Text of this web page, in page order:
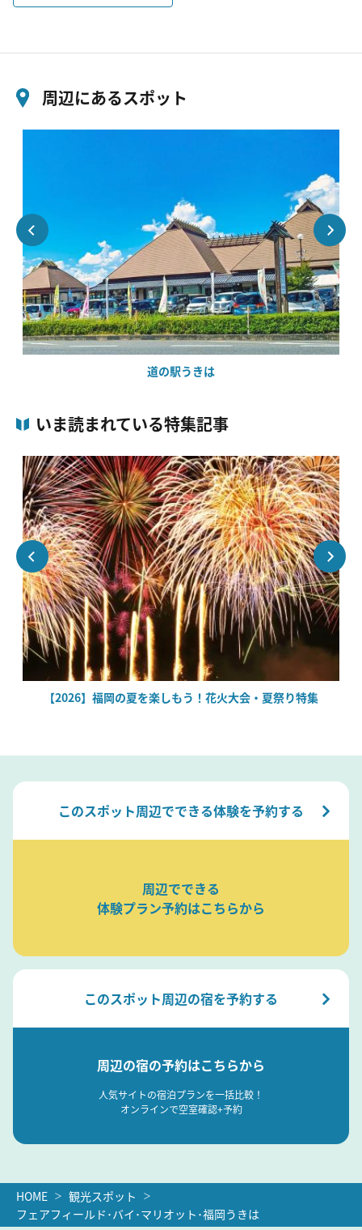
周辺にあるスポット
道の駅うきは
いま読まれている特集記事
【2026】福岡の夏を楽しもう！花火大会・夏祭り特集
このスポット周辺でできる体験を予約する
周辺でできる
体験プラン予約はこちらから
このスポット周辺の宿を予約する
周辺の宿の予約はこちらから
人気サイトの宿泊プランを一括比較！
オンラインで空室確認+予約
HOME
観光スポット
フェアフィールド･バイ･マリオット･福岡うきは